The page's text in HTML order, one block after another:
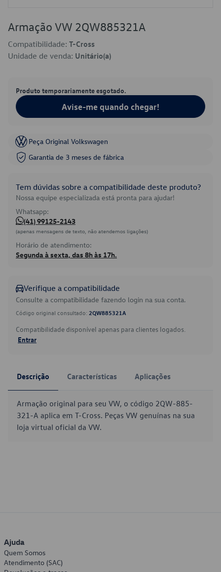
Armação VW 2QW885321A
Compatibilidade: T-Cross
Unidade de venda: Unitário(a)
Produto temporariamente esgotado.
Avise-me quando chegar!
Peça Original Volkswagen
Garantia de 3 meses de fábrica
Tem dúvidas sobre a compatibilidade deste produto?
Nossa equipe especializada está pronta para ajudar!
Whatsapp:
(41) 99125-2143
(apenas mensagens de texto, não atendemos ligações)
Horário de atendimento:
Segunda à sexta, das 8h às 17h.
Verifique a compatibilidade
Consulte a compatibilidade fazendo login na sua conta.
Código original consultado: 2QW885321A
Compatibilidade disponível apenas para clientes logados.
Entrar
Descrição Características Aplicações
Armação original para seu VW, o código 2QW-885-
321-A aplica em T-Cross. Peças VW genuínas na sua
loja virtual oficial da VW.
Ajuda
Quem Somos
Atendimento (SAC)